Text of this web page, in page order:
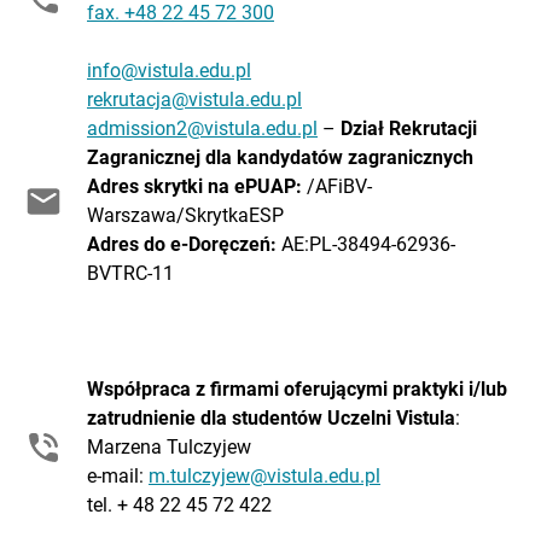
fax. +48 22 45 72 300
info@vistula.edu.pl
rekrutacja@vistula.edu.pl
admission2@vistula.edu.pl – Dział Rekrutacji
Zagranicznej dla kandydatów zagranicznych
Adres skrytki na ePUAP: /AFiBV-
Warszawa/SkrytkaESP
Adres do e-Doręczeń: AE:PL-38494-62936-
BVTRC-11
Współpraca z firmami oferującymi praktyki i/lub
zatrudnienie dla studentów Uczelni Vistula:
Marzena Tulczyjew
e-mail: m.tulczyjew@vistula.edu.pl
tel. + 48 22 45 72 422